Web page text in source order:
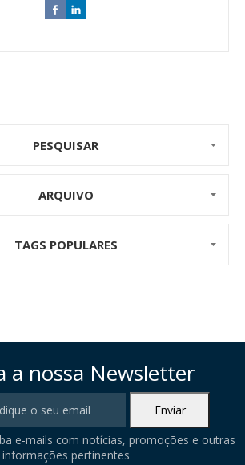
PESQUISAR
ARQUIVO
TAGS POPULARES
a nossa Newsletter
e-mails com notícias, promoções e outras
informações pertinentes